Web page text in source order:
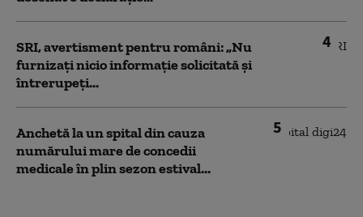
4
SRI, avertisment pentru români: „Nu
furnizați nicio informație solicitată și
întrerupeți...
5
Anchetă la un spital din cauza
numărului mare de concedii
medicale în plin sezon estival...